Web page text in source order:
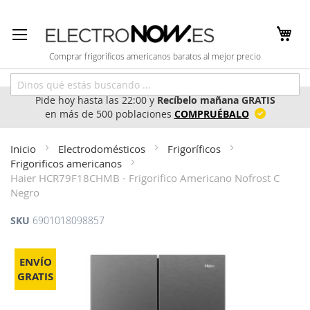
al
contenido
Comprar frigoríficos americanos baratos al mejor precio
Pide hoy hasta las 22:00 yRecíbelo mañana GRATIS
en más de 500 poblaciones COMPRUÉBALO
Inicio Electrodomésticos
Frigoríficos
Frigorificos americanos
Haier HCR79F18CHMB - Frigorifico Americano Nofrost C
Negro
ENVÍO
GRATIS
SKU 6901018098857
Saltar
final
de